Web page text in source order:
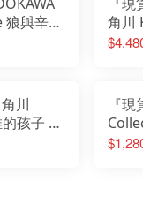
與辛香
1/7
角川
香草
川
孩子 有
『
豬頭